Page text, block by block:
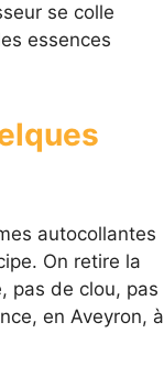
se colle
essences
autocollantes
On retire la
pas de clou, pas
en Aveyron, à